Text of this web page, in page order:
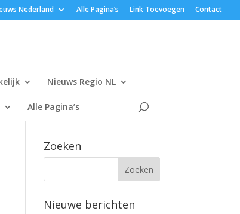
Nederland Alle Pagina’s Link Toevoegen Contact
Nieuws Regio NL
Alle Pagina’s
Zoeken
Nieuwe berichten